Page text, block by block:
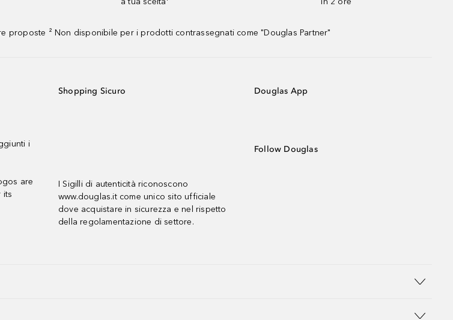
² Non disponibile per i prodotti contrassegnati come "Douglas Partner"
i
are
its
Shopping Sicuro
I Sigilli di autenticità riconoscono
www.douglas.it come unico sito ufficiale
dove acquistare in sicurezza e nel rispetto
della regolamentazione di settore.
Douglas App
Follow Douglas